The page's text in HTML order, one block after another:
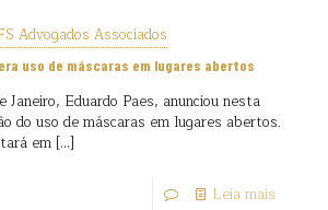
Advogados Associados
uso de máscaras em lugares abertos
Janeiro, Eduardo Paes, anunciou nesta
do uso de máscaras em lugares abertos.
em […]
Leia mais